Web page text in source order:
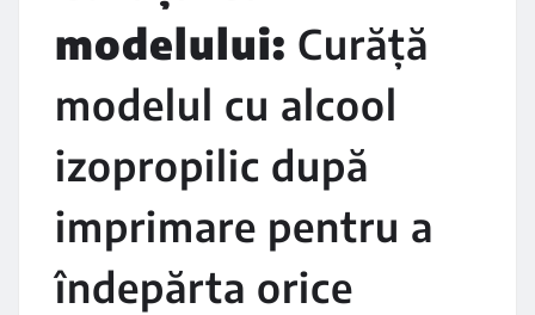
modelului: Curăță
modelul cu alcool
izopropilic după
imprimare pentru a
îndepărta orice